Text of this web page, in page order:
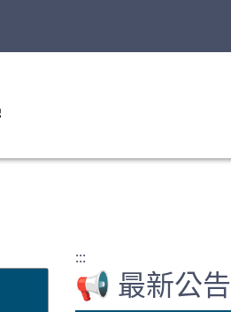
:::
📢 最新公告